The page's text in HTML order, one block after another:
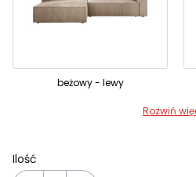
beżowy - lewy
Rozwiń
Ilość